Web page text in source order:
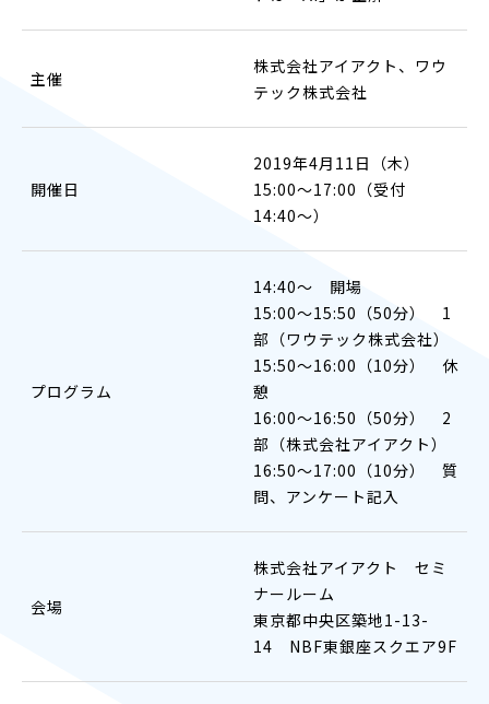
主催
株式会社アイアクト、ワウ
テック株式会社
開催日
2019年4月11日（木）
15:00〜17:00（受付
14:40〜）
プログラム
14:40〜 開場
15:00〜15:50（50分） 1
部（ワウテック株式会社）
15:50～16:00（10分） 休
憩
16:00〜16:50（50分） 2
部（株式会社アイアクト）
16:50～17:00（10分） 質
問、アンケート記入
会場
株式会社アイアクト セミ
ナールーム
東京都中央区築地1-13-
14 NBF東銀座スクエア9F